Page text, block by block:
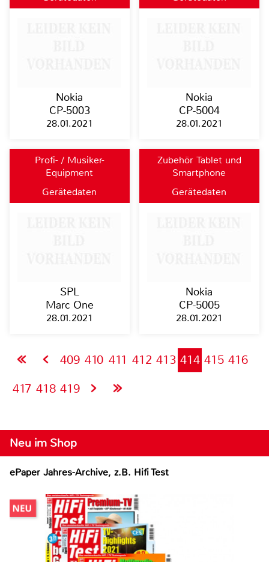
Nokia
CP-5003
28.01.2021
Nokia
CP-5004
28.01.2021
Profi- / Musiker-
Equipment
Gerätedaten
SPL
Marc One
28.01.2021
Zubehör Tablet und
Smartphone
Gerätedaten
Nokia
CP-5005
28.01.2021
409 410 411 412 413 414 415 416
417 418 419
Neu im Shop
ePaper Jahres-Archive, z.B. Hifi Test